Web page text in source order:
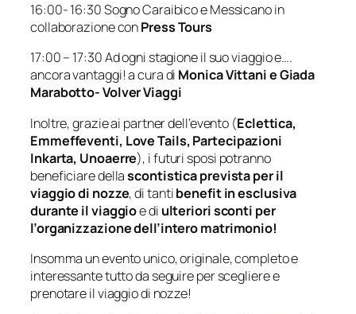
16:00- 16:30 Sogno Caraibico e Messicano in
collaborazione conPress Tours
17:00 – 17:30 Ad ogni stagione il suo viaggio e….
ancora vantaggi! a cura di Monica Vittani e Giada
Marabotto- Volver Viaggi
Inoltre, grazie ai partner dell’evento (Eclettica,
Emmeffeventi, Love Tails, Partecipazioni
Inkarta, Unoaerre), i futuri sposi potranno
beneficiare dellascontistica prevista per il
viaggio di nozze, di tantibenefit in esclusiva
durante il viaggioe di ulteriori sconti per
l’organizzazione dell’intero matrimonio!
Insomma un evento unico, originale, completo e
interessante tutto da seguire per scegliere e
prenotare il viaggio di nozze!